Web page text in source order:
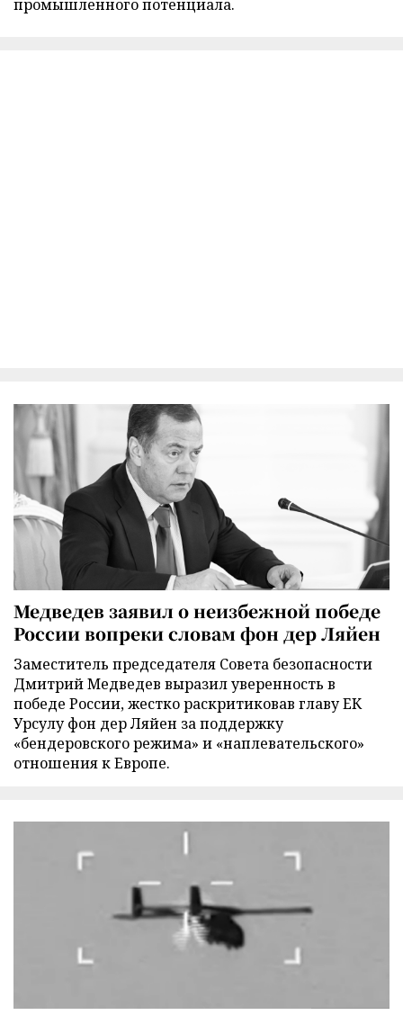
промышленного потенциала.
Медведев заявил о неизбежной победе
России вопреки словам фон дер Ляйен
Заместитель председателя Совета безопасности
Дмитрий Медведев выразил уверенность в
победе России, жестко раскритиковав главу ЕК
Урсулу фон дер Ляйен за поддержку
«бендеровского режима» и «наплевательского»
отношения к Европе.